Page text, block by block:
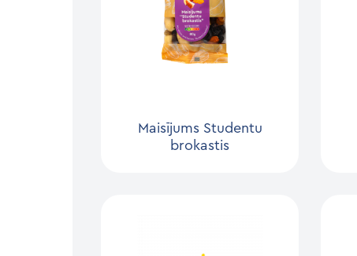
Maisījums Studentu
brokastis